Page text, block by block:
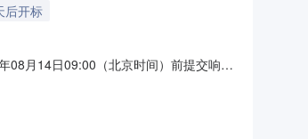
后开标
08月14日09:00（北京时间）前提交响应
）：2797810.02单位：项简要规格描